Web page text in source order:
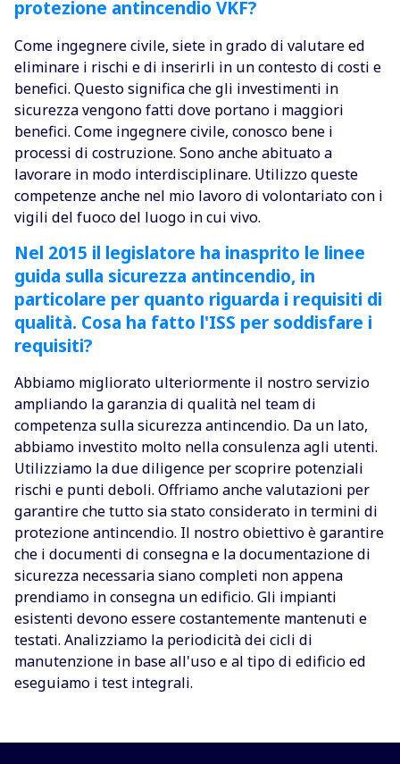
protezione antincendio VKF?
Come ingegnere civile, siete in grado di valutare ed
eliminare i rischi e di inserirli in un contesto di costi e
benefici. Questo significa che gli investimenti in
sicurezza vengono fatti dove portano i maggiori
benefici. Come ingegnere civile, conosco bene i
processi di costruzione. Sono anche abituato a
lavorare in modo interdisciplinare. Utilizzo queste
competenze anche nel mio lavoro di volontariato con i
vigili del fuoco del luogo in cui vivo.
Nel 2015 il legislatore ha inasprito le linee
guida sulla sicurezza antincendio, in
particolare per quanto riguarda i requisiti di
qualità. Cosa ha fatto l'ISS per soddisfare i
requisiti?
Abbiamo migliorato ulteriormente il nostro servizio
ampliando la garanzia di qualità nel team di
competenza sulla sicurezza antincendio. Da un lato,
abbiamo investito molto nella consulenza agli utenti.
Utilizziamo la due diligence per scoprire potenziali
rischi e punti deboli. Offriamo anche valutazioni per
garantire che tutto sia stato considerato in termini di
protezione antincendio. Il nostro obiettivo è garantire
che i documenti di consegna e la documentazione di
sicurezza necessaria siano completi non appena
prendiamo in consegna un edificio. Gli impianti
esistenti devono essere costantemente mantenuti e
testati. Analizziamo la periodicità dei cicli di
manutenzione in base all'uso e al tipo di edificio ed
eseguiamo i test integrali.